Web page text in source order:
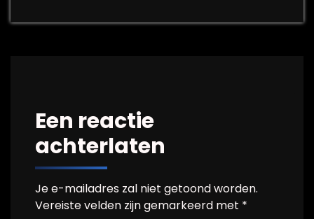
Een reactie
achterlaten
Je e-mailadres zal niet getoond worden.
Vereiste velden zijn gemarkeerd met *